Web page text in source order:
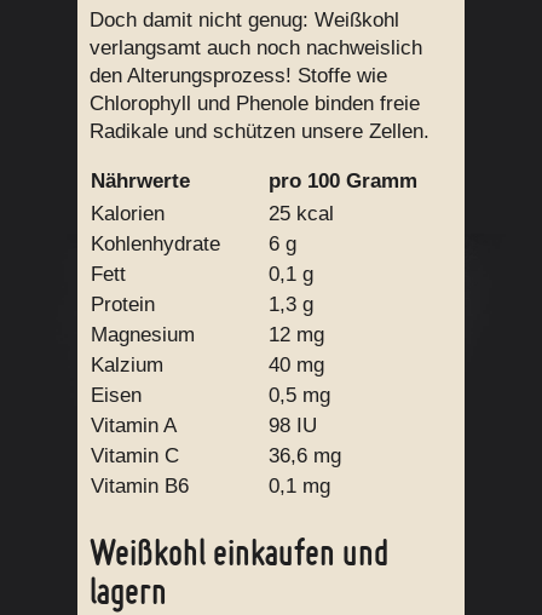
Doch damit nicht genug: Weißkohl
verlangsamt auch noch nachweislich
den Alterungsprozess! Stoffe wie
Chlorophyll und Phenole binden freie
Radikale und schützen unsere Zellen.
Nährwerte
pro 100 Gramm
Kalorien
25 kcal
Kohlenhydrate
6 g
Fett
0,1 g
Protein
1,3 g
Magnesium
12 mg
Kalzium
40 mg
Eisen
0,5 mg
Vitamin A
98 IU
Vitamin C
36,6 mg
Vitamin B6
0,1 mg
Weißkohl einkaufen und
lagern